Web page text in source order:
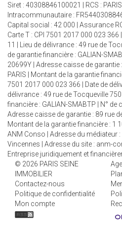
Siret : 40308846100021 | RCS :
Intracommunautaire :
Capital social : 42 000 | Assurance
Carte T : CPI 7501 2017 000 023 366
11 | Lieu de délivrance : 49 rue de
de garantie financière : GALIAN-
20699Y | Adresse caisse de garantie
PARIS | Montant de la garantie
7501 2017 000 023 366 | Date de
délivrance : 49 rue de Tocqueville
financière : GALIAN-SMABTP | N° de
Adresse caisse de garantie : 89 rue
Montant de la garantie financière : 1
ANM Conso | Adresse du médiateur
Vincennes | Adresse du site : anm-
Entreprise juridiquement et
© 2026 PARIS SEINE
IMMOBILIER
Contactez-nous
Politique de confidentialité
Mon compte